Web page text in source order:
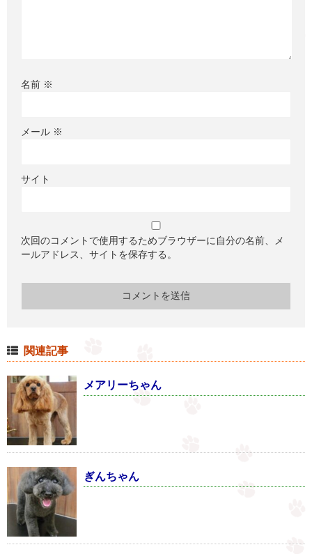
名前 ※
メール ※
サイト
次回のコメントで使用するためブラウザーに自分の名前、メ
ールアドレス、サイトを保存する。
関連記事
メアリーちゃん
ぎんちゃん